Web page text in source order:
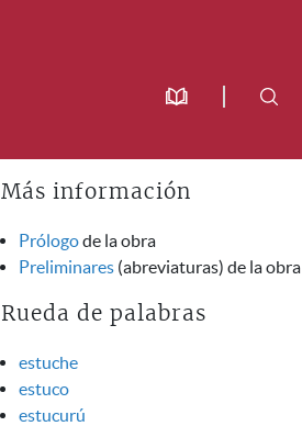
Más información
Prólogode la obra
Preliminares (abreviaturas) de la obra
Rueda de palabras
estuche
estuco
estucurú